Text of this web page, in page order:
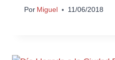
Por Miguel 11/06/2018